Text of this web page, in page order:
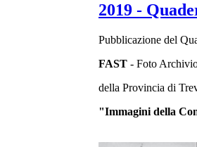
2019 -
Pubblicazione del
FAST - Foto
della Provincia di
"Immagini della